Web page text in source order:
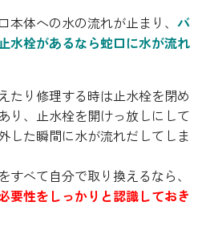
体への水の流れが止まり、 バ
水栓があるなら蛇口に水が流れ
たり修理する時は止水栓を閉め
り、止水栓を開けっ放しにして
した瞬間に水が流れだしてしま
すべて自分で取り換えるなら、
要性をしっかりと認識しておき